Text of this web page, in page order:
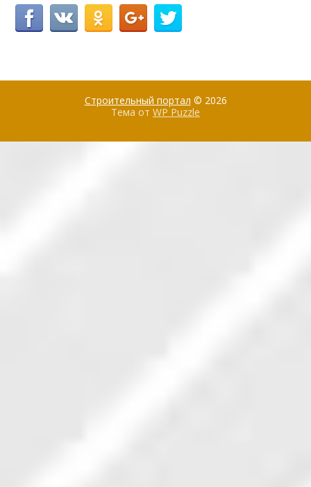
Строительный портал © 2026
Тема от WP Puzzle